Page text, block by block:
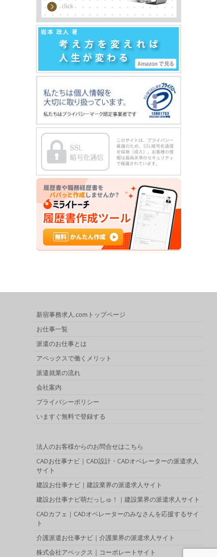
新宿事務求人.comトップページ
お仕事一覧
派遣のお仕事とは
アペックスで働くメリット
派遣就業の流れ
会社案内
プライバシーポリシー
いますぐ無料で登録する
法人のお客様からのお問合せはこちら
CADお仕事ナビ｜CAD設計・CADオペレーターの派遣求人
サイト
建設お仕事ナビ｜建設業界の派遣求人サイト
建設お仕事ナビ萌だっしゅ！｜建設業界の派遣求人サイト
CADカフェ｜CADオペレーターのみなさんを応援するサイ
ト
介護派遣お仕事ナビ｜介護業界の派遣求人サイト
株式会社アペックス｜コーポレートサイト